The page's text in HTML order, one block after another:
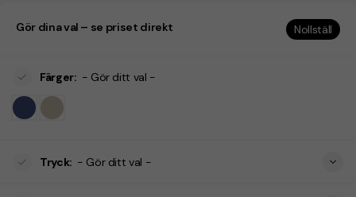
Gör dina val – se priset direkt Nollställ
Färger: - Gör ditt val -
Tryck: - Gör ditt val -